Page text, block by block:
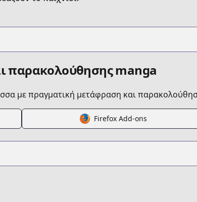
www.cdjapan.co.jp/
παρακολούθησης manga
με πραγματική μετάφραση και
Firefox Add-ons